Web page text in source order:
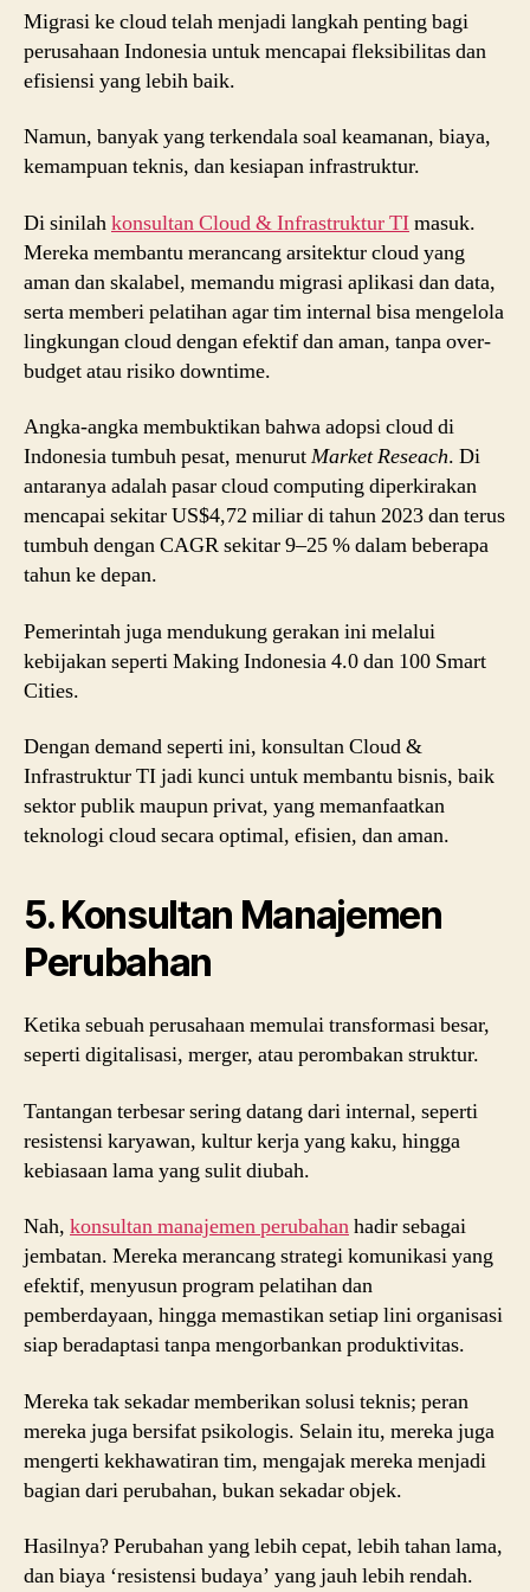
Migrasi ke cloud telah menjadi langkah penting bagi
perusahaan Indonesia untuk mencapai fleksibilitas dan
efisiensi yang lebih baik.
Namun, banyak yang terkendala soal keamanan, biaya,
kemampuan teknis, dan kesiapan infrastruktur.
Di sinilahkonsultan Cloud & Infrastruktur TImasuk.
Mereka membantu merancang arsitektur cloud yang
aman dan skalabel, memandu migrasi aplikasi dan data,
serta memberi pelatihan agar tim internal bisa mengelola
lingkungan cloud dengan efektif dan aman, tanpa over-
budget atau risiko downtime.
Angka-angka membuktikan bahwa adopsi cloud di
Indonesia tumbuh pesat, menurutMarket Reseach. Di
antaranya adalah pasar cloud computing diperkirakan
mencapai sekitar US$4,72 miliar di tahun 2023 dan terus
tumbuh dengan CAGR sekitar 9–25 % dalam beberapa
tahun ke depan.
Pemerintah juga mendukung gerakan ini melalui
kebijakan seperti Making Indonesia 4.0 dan 100 Smart
Cities.
Dengan demand seperti ini, konsultan Cloud &
Infrastruktur TI jadi kunci untuk membantu bisnis, baik
sektor publik maupun privat, yang memanfaatkan
teknologi cloud secara optimal, efisien, dan aman.
5. Konsultan Manajemen
Perubahan
Ketika sebuah perusahaan memulai transformasi besar,
seperti digitalisasi, merger, atau perombakan struktur.
Tantangan terbesar sering datang dari internal, seperti
resistensi karyawan, kultur kerja yang kaku, hingga
kebiasaan lama yang sulit diubah.
Nah, konsultan manajemen perubahanhadir sebagai
jembatan. Mereka merancang strategi komunikasi yang
efektif, menyusun program pelatihan dan
pemberdayaan, hingga memastikan setiap lini organisasi
siap beradaptasi tanpa mengorbankan produktivitas.
Mereka tak sekadar memberikan solusi teknis; peran
mereka juga bersifat psikologis. Selain itu, mereka juga
mengerti kekhawatiran tim, mengajak mereka menjadi
bagian dari perubahan, bukan sekadar objek.
Hasilnya? Perubahan yang lebih cepat, lebih tahan lama,
dan biaya ‘resistensi budaya’ yang jauh lebih rendah.